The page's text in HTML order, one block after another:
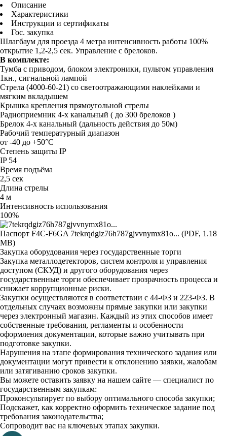
Описание
Характеристики
Инструкции и сертификаты
Гос. закупка
Шлагбаум для проезда 4 метра интенсивность работы 100%
открытие 1,2-2,5 сек. Управление с брелоков.
В комплекте:
Тумба с приводом, блоком электроники, пультом управления
1кн., сигнальной лампой
Стрела (4000-60-21) со светоотражающими наклейками и
мягким вкладышем
Крышка крепления прямоугольной стрелы
Радиоприемник 4-х канальный ( до 300 брелоков )
Брелок 4-х канальный (дальность действия до 50м)
Рабочий температурный диапазон
от -40 до +50°C
Степень защиты IP
IP 54
Время подъёма
2,5 сек
Длина стрелы
4 м
Интенсивность использования
100%
Паспорт F4C-F6GA 7tekrqdgiz76h787gjvvnymx81o... (PDF, 1.18
MB)
Закупка оборудования через государственные торги
Закупка металлодетекторов, систем контроля и управления
доступом (СКУД) и другого оборудования через
государственные торги обеспечивает прозрачность процесса и
снижает коррупционные риски.
Закупки осуществляются в соответствии с 44-ФЗ и 223-ФЗ. В
отдельных случаях возможны прямые закупки или закупки
через электронный магазин. Каждый из этих способов имеет
собственные требования, регламенты и особенности
оформления документации, которые важно учитывать при
подготовке закупки.
Нарушения на этапе формирования технического задания или
документации могут привести к отклонению заявки, жалобам
или затягиванию сроков закупки.
Вы можете оставить заявку на нашем сайте — специалист по
государственным закупкам:
Проконсультирует по выбору оптимального способа закупки;
Подскажет, как корректно оформить техническое задание под
требования законодательства;
Сопроводит вас на ключевых этапах закупки.